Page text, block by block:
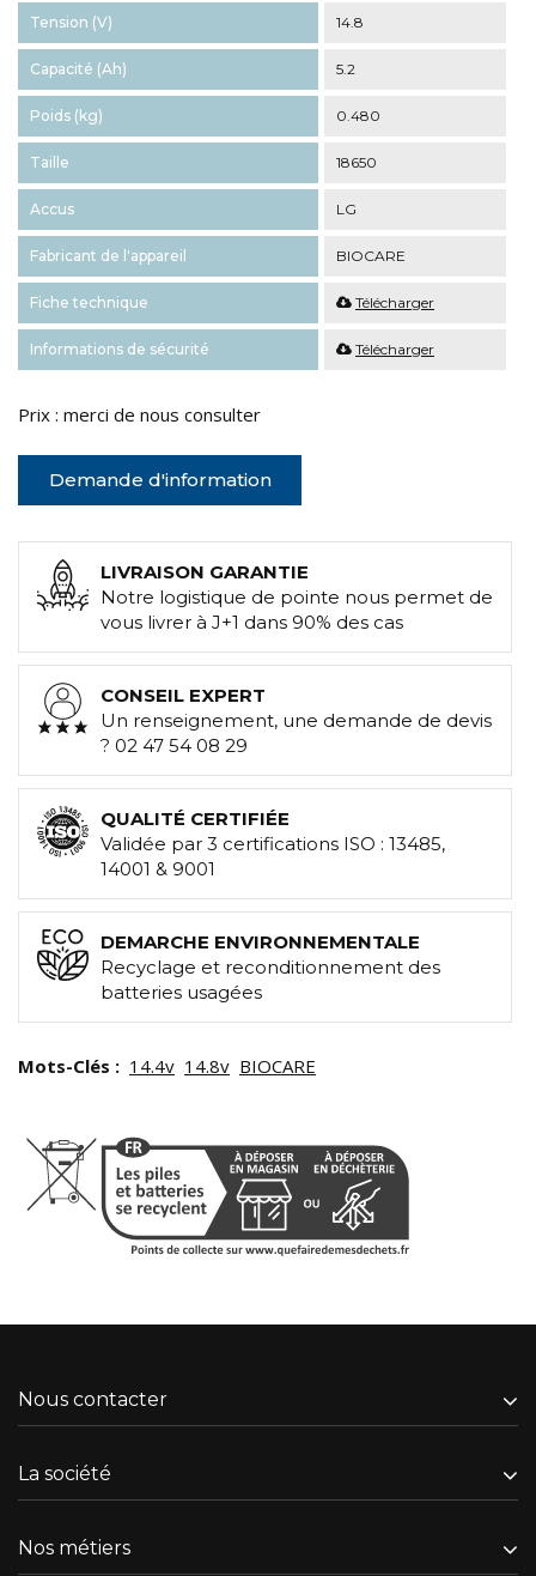
Tension (V) 14.8
Capacité (Ah) 5.2
Poids (kg) 0.480
Taille 18650
Accus LG
Fabricant de l'appareil BIOCARE
Fiche technique Télécharger
Informations de sécurité Télécharger
Prix : merci de nous consulter
Demande d'information
LIVRAISON GARANTIE
Notre logistique de pointe nous permet de
vous livrer à J+1 dans 90% des cas
CONSEIL EXPERT
Un renseignement, une demande de devis
? 02 47 54 08 29
QUALITÉ CERTIFIÉE
Validée par 3 certifications ISO : 13485,
14001 & 9001
DEMARCHE ENVIRONNEMENTALE
Recyclage et reconditionnement des
batteries usagées
Mots-Clés : 14.4v 14.8v BIOCARE
Nous contacter
La société
Nos métiers